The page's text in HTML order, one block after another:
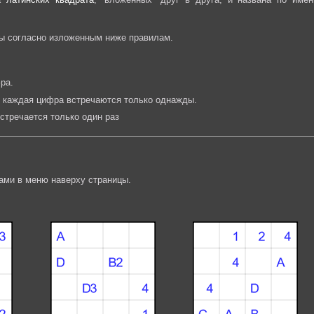
согласно изложенным ниже правилам.
цифра встречаются только однажды.
только один раз
в меню наверху страницы.